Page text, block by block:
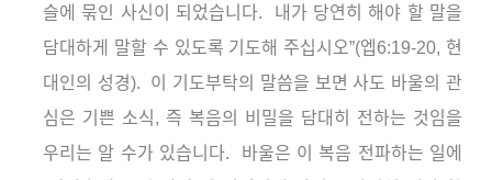
슬에 묶인 사신이 되었습니다.
내가 당연히 해야 할 말을
담대하게 말할 수 있도록 기도해 주십시오”(엡6:19-20, 현
대인의 성경).
이 기도부탁의 말씀을 보면 사도 바울의 관
심은 기쁜 소식, 즉 복음의 비밀을 담대히 전하는 것임을
우리는 알 수가 있습니다.
바울은 이 복음 전파하는 일에